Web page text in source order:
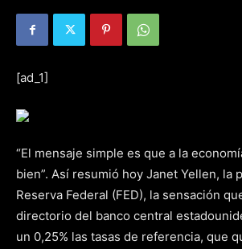
[ad_1]
“El mensaje simple es que a la
bien”. Así resumió hoy Janet Yellen, la
Reserva Federal (FED), la sensación
directorio del banco central
un 0,25% las tasas de referencia, que